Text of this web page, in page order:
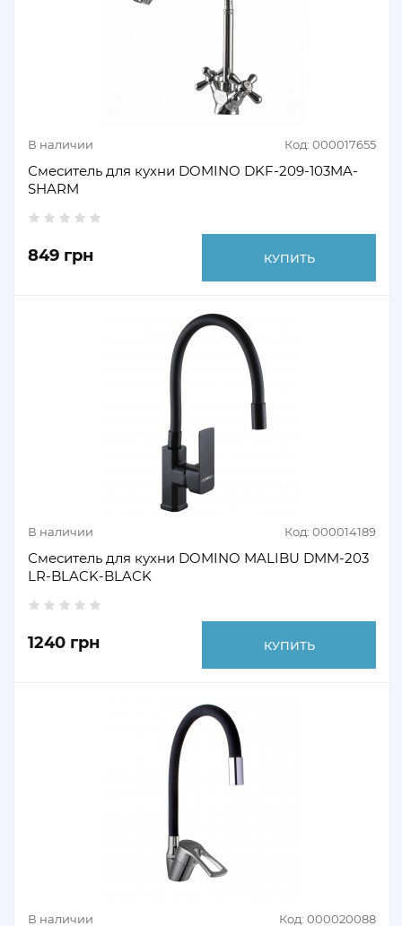
В наличии Код: 000017655
Смеситель для кухни DOMINO DKF-209-103MA-
SHARM
849 грн КУПИТЬ
В наличии Код: 000014189
Смеситель для кухни DOMINO MALIBU DMM-203
LR-BLACK-BLACK
1240 грн КУПИТЬ
В наличии Код: 000020088